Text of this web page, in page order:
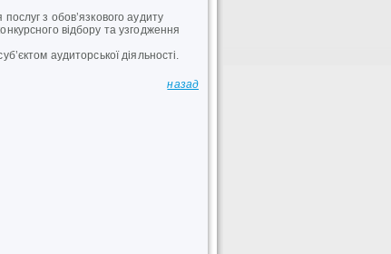
з обов’язкового аудиту
відбору та узгодження
аудиторської діяльності.
назад